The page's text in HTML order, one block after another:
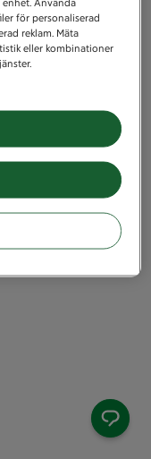
Använda
för personaliserad
reklam. Mäta
eller kombinationer